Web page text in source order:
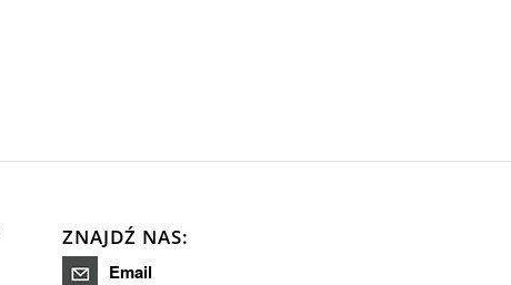
ZNAJDŹ NAS:
Email